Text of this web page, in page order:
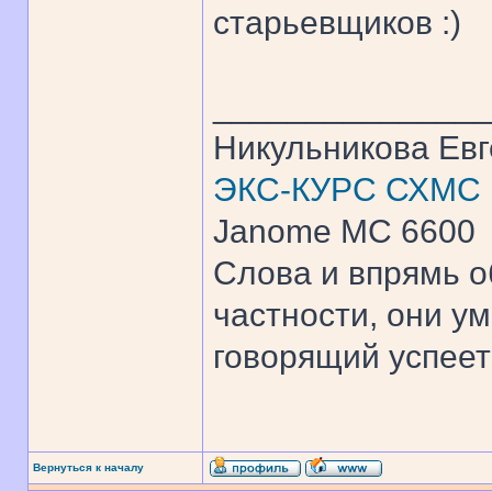
старьевщиков :)
Никульникова
ЭКС-КУРС СХМС
Janome MC 6600
Слова и впрямь
частности, они
говорящий
Вернуться к началу